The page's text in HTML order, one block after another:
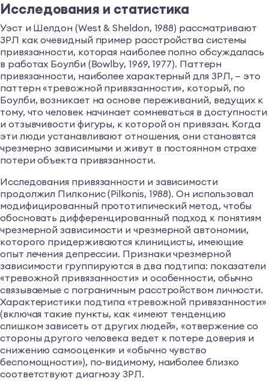
Исследования и статистика
Уэст и Шелдон (West & Sheldon, 1988) рассматривают
ЗРЛ как очевидный пример расстройства системы
привязанности, которая наиболее полно обсуждалась
в работах Боулби (Bowlby, 1969, 1977). Паттерн
привязанности, наиболее характерный для ЗРЛ, — это
паттерн «тревожной привязанности», который, по
Боулби, возникает на основе переживаний, ведущих к
тому, что человек начинает сомневаться в доступности
и отзывчивости фигуры, к которой он привязан. Когда
эти люди устанавливают отношения, они становятся
чрезмерно зависимыми и живут в постоянном страхе
потери объекта привязанности.
Исследования привязанности и зависимости
продолжил Пилконис (Pilkonis, 1988). Он использовал
модифицированный прототипический метод, чтобы
обосновать дифференцированный подход к понятиям
чрезмерной зависимости и чрезмерной автономии,
которого придерживаются клиницисты, имеющие
опыт лечения депрессии. Признаки чрезмерной
зависимости группируются в два подтипа: показатели
«тревожной привязанности» и особенности, обычно
связываемые с пограничным расстройством личности.
Характеристики подтипа «тревожной привязанности»
(включая такие пункты, как «имеют тенденцию
слишком зависеть от других людей», «отвержение со
стороны другого человека ведет к потере доверия и
снижению самооценки» и «обычно чувство
беспомощности»), по-видимому, наиболее близко
соответствуют диагнозу ЗРЛ.